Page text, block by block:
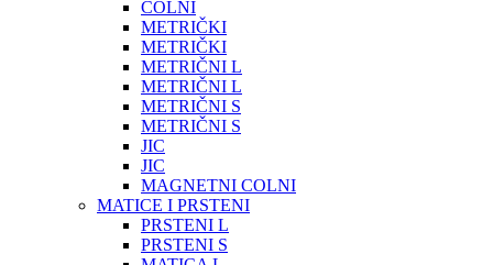
COLNI
METRIČKI
METRIČKI
METRIČNI L
METRIČNI L
METRIČNI S
METRIČNI S
JIC
JIC
MAGNETNI COLNI
MATICE I PRSTENI
PRSTENI L
PRSTENI S